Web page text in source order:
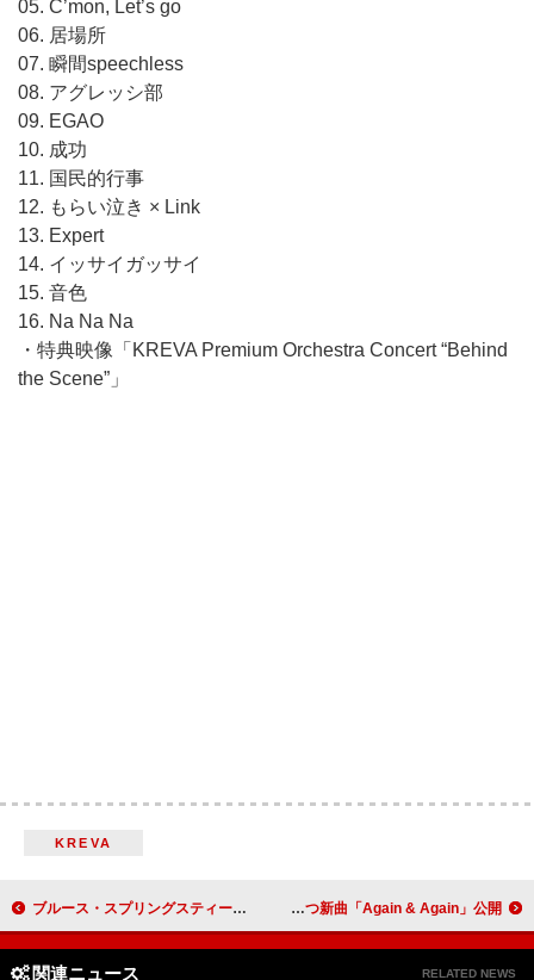
05. C’mon, Let’s go
06. 居場所
07. 瞬間speechless
08. アグレッシ部
09. EGAO
10. 成功
11. 国民的行事
12. もらい泣き × Link
13. Expert
14. イッサイガッサイ
15. 音色
16. Na Na Na
・特典映像「KREVA Premium Orchestra Concert “Behind
the Scene”」
KREVA
ブルース・スプリングスティーン、ミネアポリスへ捧ぐプロテスト・ソング「Streets Of Minneapolis」MV公開 レ・アンプリメ、荒々しさと美しさを併せ持つ新曲「Again & Again」公開
関連ニュース RELATED NEWS